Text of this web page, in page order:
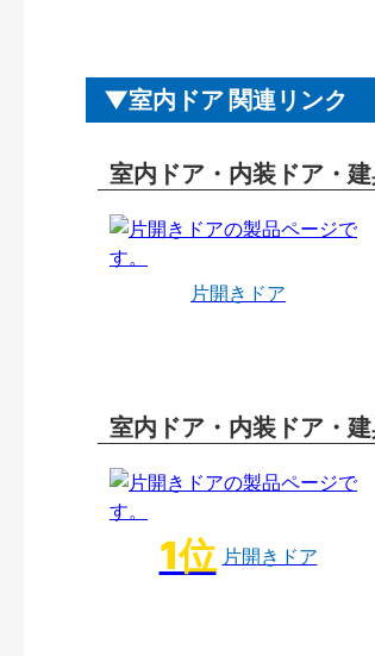
室内ドア 関連リンク
室内ドア・内装ドア・
片開きドア
室内ドア・内装ドア・
片開きドア